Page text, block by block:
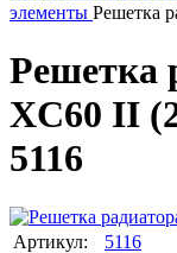
элементы Решетка
Решетка
XC60 II
5116
Артикул:
5116